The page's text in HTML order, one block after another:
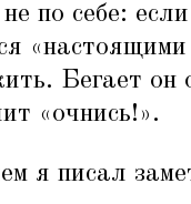
по себе:
«настоящими
Бегает он
«очнись!».
я писал